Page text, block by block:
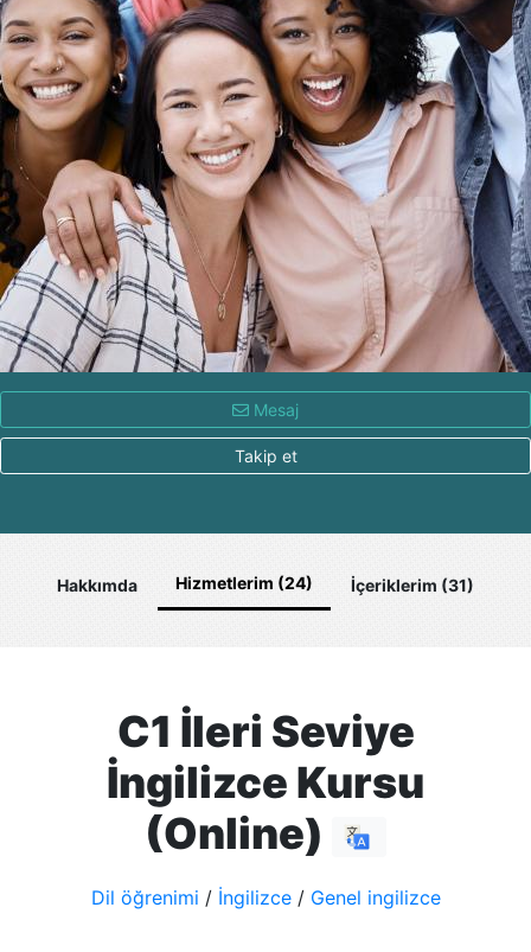
Mesaj
Takip et
Hakkımda Hizmetlerim (24) İçeriklerim (31)
C1 İleri Seviye
İngilizce Kursu
(Online)
Dil öğrenimi / İngilizce/ Genel ingilizce